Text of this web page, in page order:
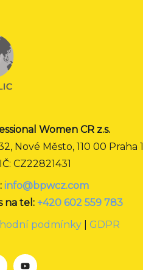
Women CR z.s.
Nové Město, 110 00 Praha 1
CZ22821431
info@bpwcz.com
na tel: +420 602 559 783
podmínky
GDPR